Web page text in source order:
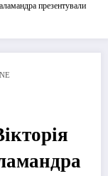
презентували